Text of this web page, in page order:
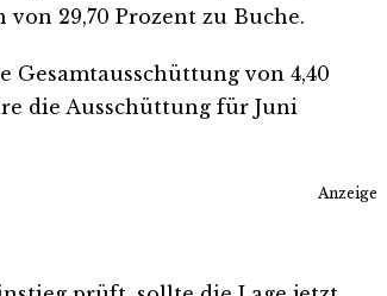
29,70 Prozent zu Buche.
Gesamtausschüttung von 4,40
die Ausschüttung für Juni
Anzeige